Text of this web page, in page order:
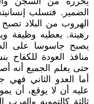
الضمير. فتسلب
الهروب من البلاد
رهينة. يعطيه وظيفة
يصبح جاسوسا على
منافذ العودة للكفاح
حتى يعلم الجميع أنه
أما العدو الثاني
عليه أن لا يوقع، أن
ثالثة كالتمويه والهرب